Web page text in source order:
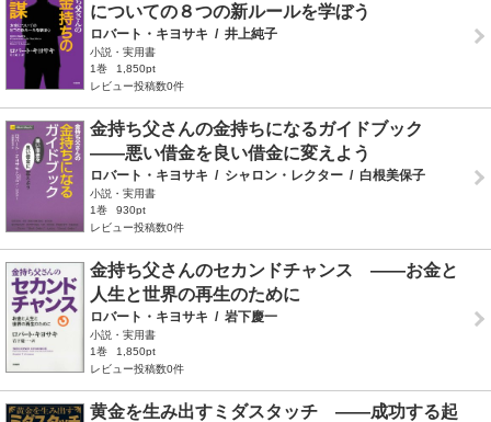
についての８つの新ルールを学ぼう
ロバート・キヨサキ / 井上純子
小説・実用書
1巻
1,850pt
レビュー投稿数0件
金持ち父さんの金持ちになるガイドブック
――悪い借金を良い借金に変えよう
ロバート・キヨサキ / シャロン・レクター / 白根美保子
小説・実用書
1巻
930pt
レビュー投稿数0件
金持ち父さんのセカンドチャンス ――お金と
人生と世界の再生のために
ロバート・キヨサキ / 岩下慶一
小説・実用書
1巻
1,850pt
レビュー投稿数0件
黄金を生み出すミダスタッチ ――成功する起